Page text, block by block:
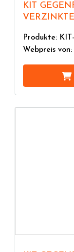
KIT GEGENFLANSCHEN EN733
Produkte:
Webpreis von: